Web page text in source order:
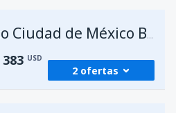
Ciudad de México Ciudad de México Benito Juárez
383 USD
2 ofertas